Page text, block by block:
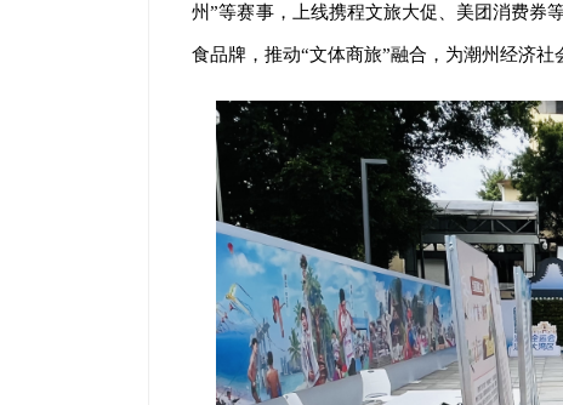
州”等赛事，上线携程文旅大促、美团消费券
食品牌，推动“文体商旅”融合，为潮州经济社